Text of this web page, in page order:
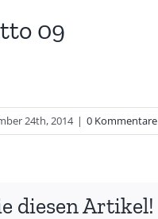
09
24th, 2014 | 0 Kommentare
diesen Artikel!